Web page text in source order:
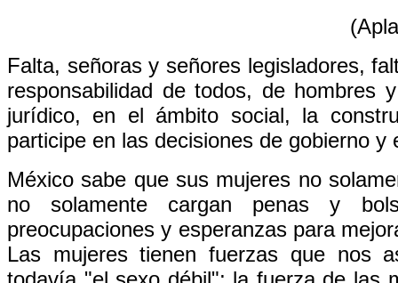
Falta, señoras y señores legisladores,
responsabilidad de todos, de
jurídico, en el ámbito social, la
participe en las decisiones de gobierno
México sabe que sus mujeres no
no solamente cargan penas y
preocupaciones y esperanzas para
Las mujeres tienen fuerzas que nos